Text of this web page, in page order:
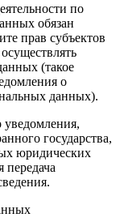
по
обязан
прав субъектов
(такое
о
данных).
уведомления,
государства,
юридических
передача